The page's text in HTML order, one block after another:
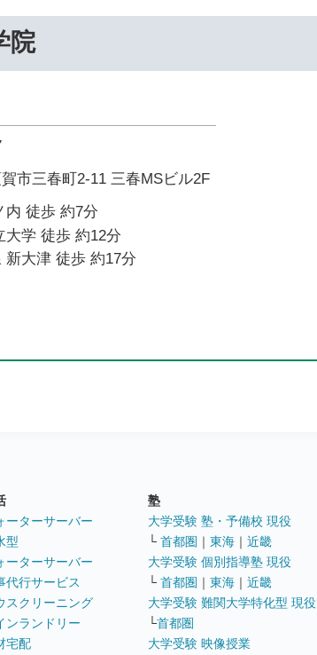
院
市三春町2-11 三春MSビル2F
内 徒歩 約7分
大学 徒歩 約12分
新大津 徒歩 約17分
ーターサーバー
型
ーターサーバー
代行サービス
スクリーニング
ンランドリー
宅配
塾
大学受験 塾・予備校 現役
└ 首都圏 ｜ 東海 ｜ 近畿
大学受験 個別指導塾 現役
└ 首都圏 ｜ 東海 ｜ 近畿
大学受験 難関大学特化型 現役
└首都圏
大学受験 映像授業